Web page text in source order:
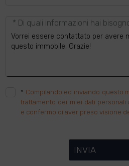
* Di quali informazioni hai
* Compilando ed inviando questo
trattamento dei miei dati personali
e confermo di aver preso visione
INVIA